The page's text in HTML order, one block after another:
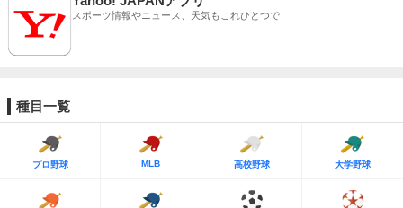
スポーツ情報やニュース、天気もこれひとつで
種目一覧
プロ野球 MLB 高校野球 大学野球